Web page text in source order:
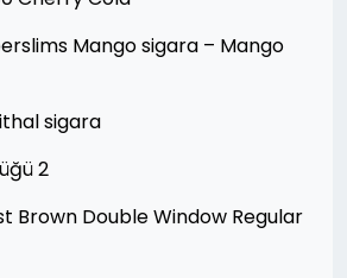
Mango sigara – Mango
sigara
2
Brown Double Window Regular